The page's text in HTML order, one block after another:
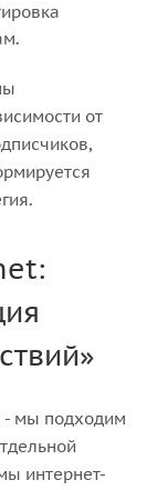
от
- мы подходим
интернет-